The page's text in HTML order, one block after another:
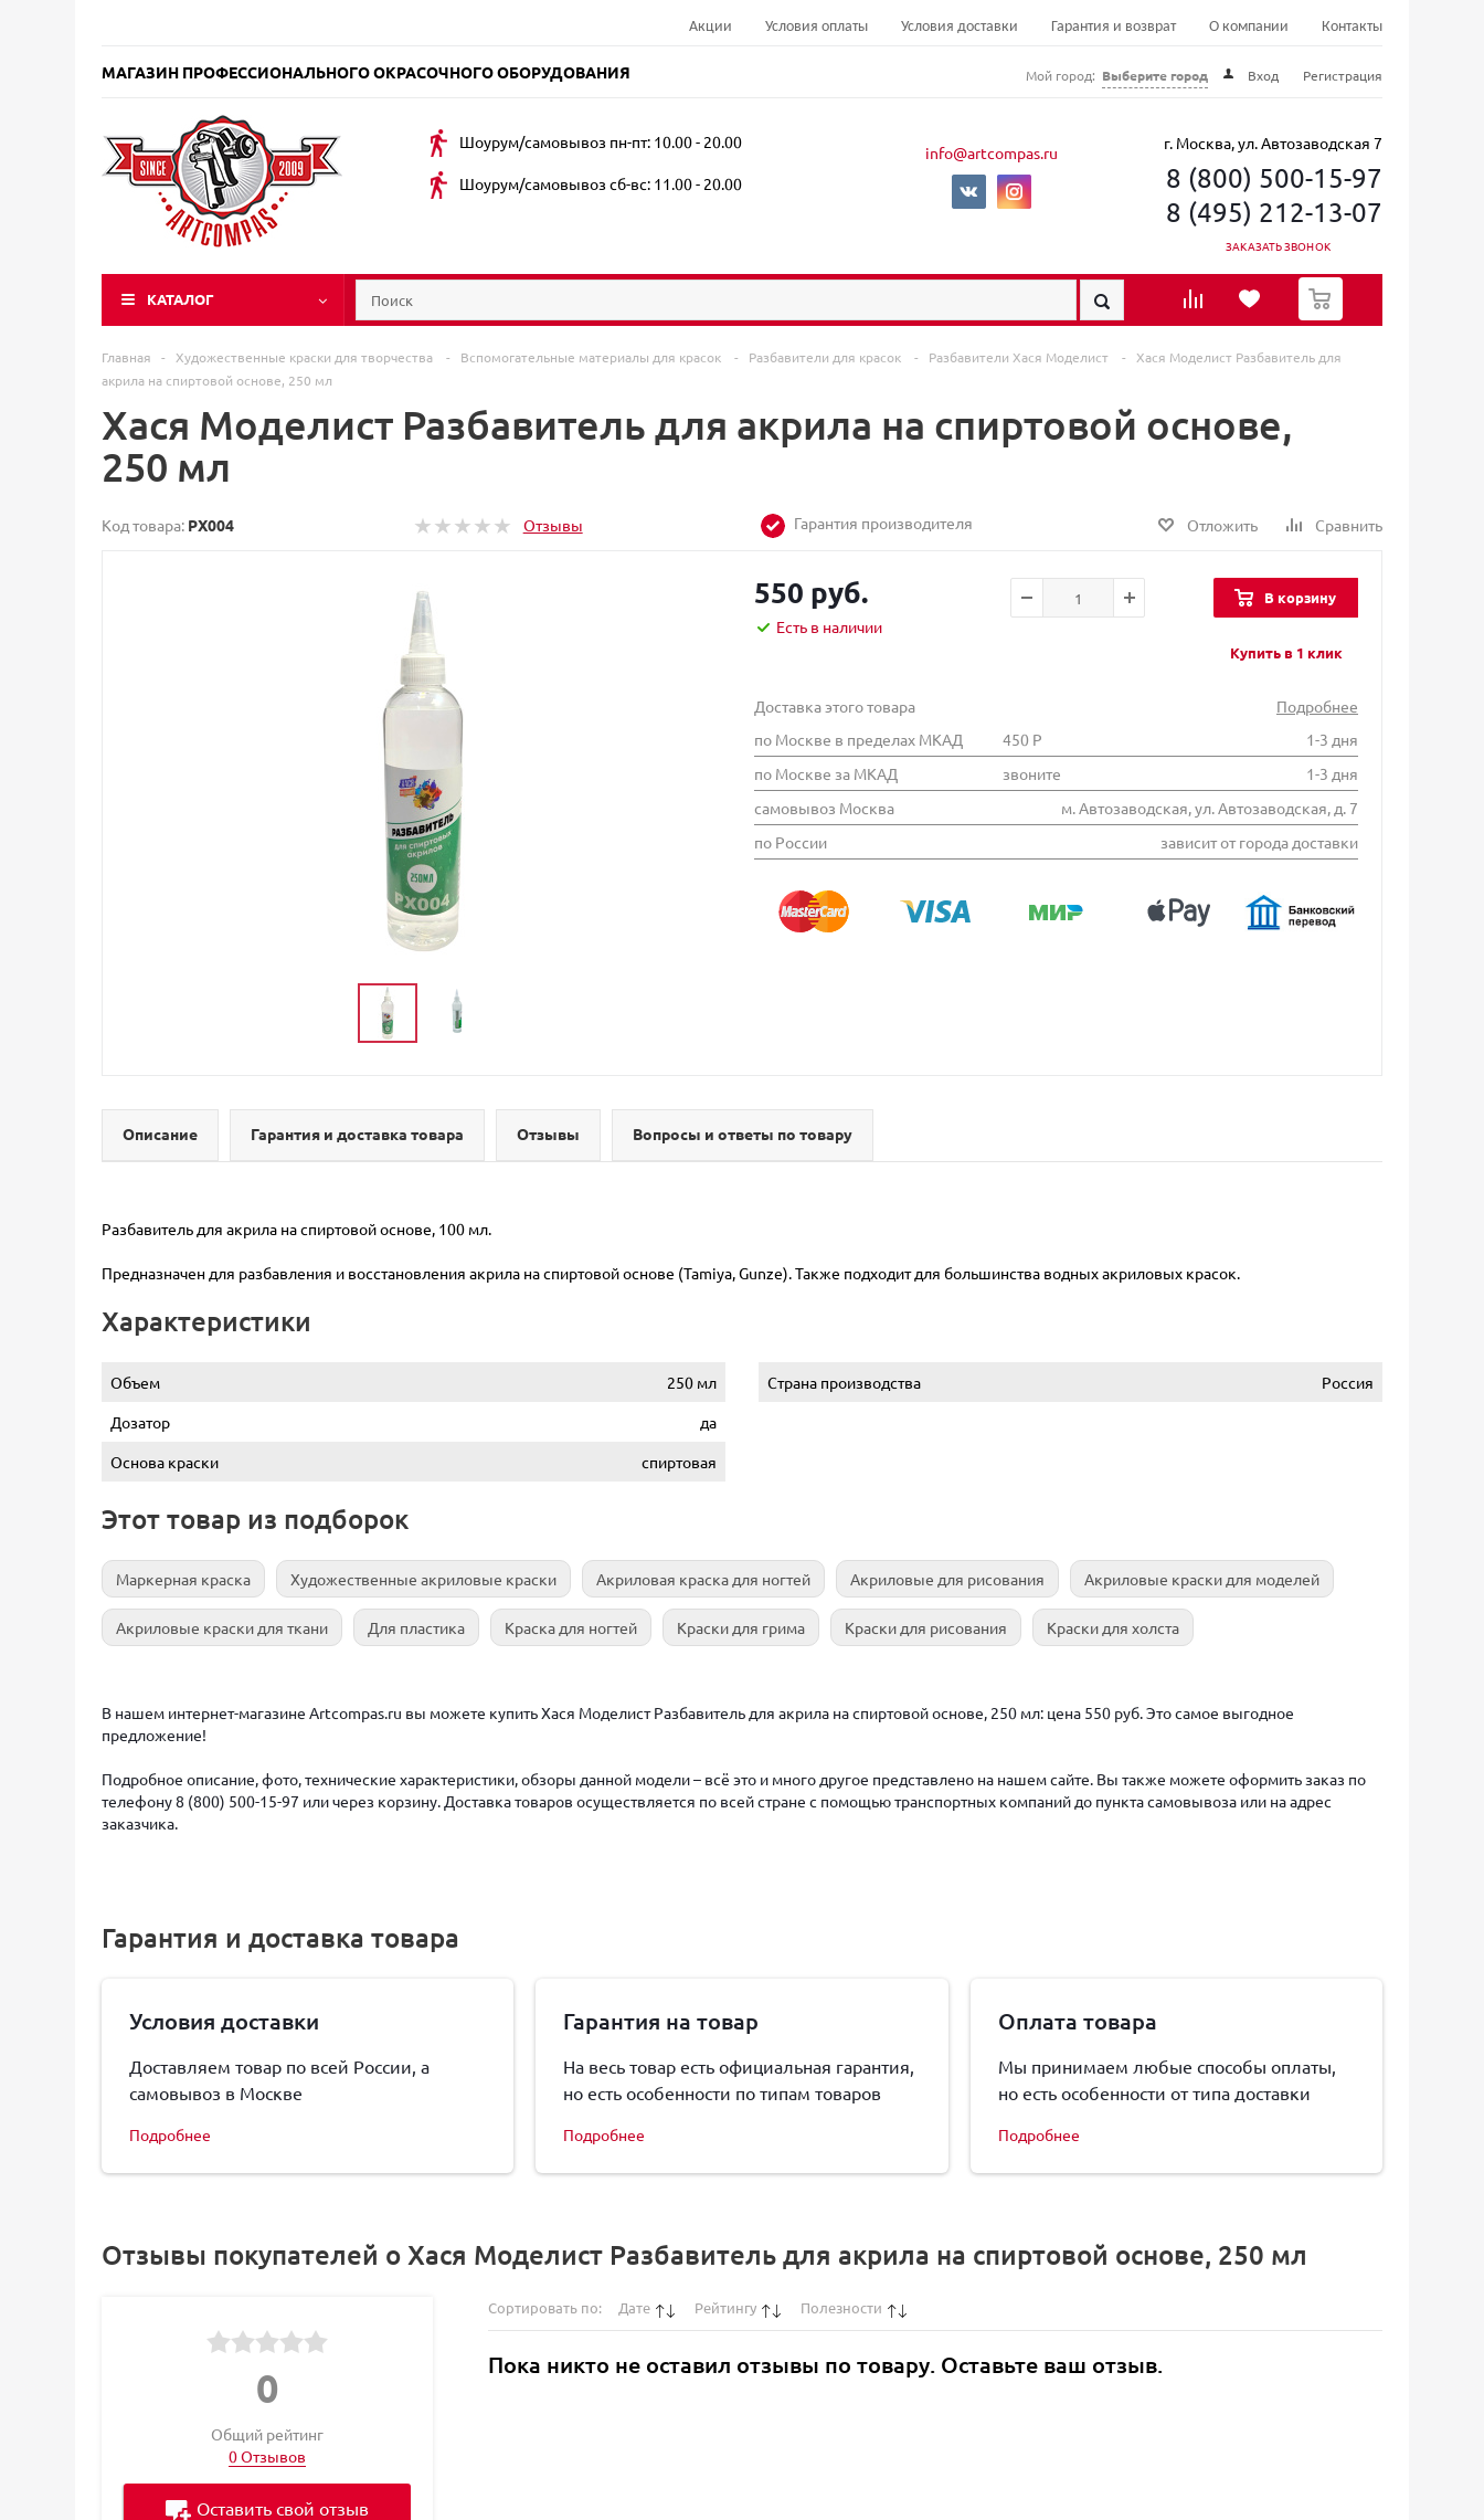
Акции Условия оплаты Условия доставки Гарантия и возврат О компании Контакты
МАГАЗИН ПРОФЕССИОНАЛЬНОГО ОКРАСОЧНОГО ОБОРУДОВАНИЯ Мой город: Выберите город Вход Регистрация
Шоурум/самовывоз пн-пт: 10.00 - 20.00
Шоурум/самовывоз сб-вс: 11.00 - 20.00
info@artcompas.ru г. Москва, ул. Автозаводская 7
8 (800) 500-15-97
8 (495) 212-13-07
ЗАКАЗАТЬ ЗВОНОК
КАТАЛОГ
0
Главная - Художественные краски для творчества - Вспомогательные материалы для красок - Разбавители для красок - Разбавители Хася Моделист -
Хася Моделист Разбавитель для
акрила на спиртовой основе, 250 мл
Хася Моделист Разбавитель для акрила на спиртовой основе,
250 мл
Код товара: PX004 Отзывы Гарантия производителя Отложить Сравнить
550 руб.
Есть в наличии
В корзину
Купить в 1 клик
Доставка этого товара
Подробнее
по Москве в пределах МКАД
450 Р
1-3 дня
по Москве за МКАД
звоните
1-3 дня
самовывоз Москва
м. Автозаводская, ул. Автозаводская, д. 7
по России
зависит от города доставки
Описание Гарантия и доставка товара Отзывы Вопросы и ответы по товару
Разбавитель для акрила на спиртовой основе, 100 мл.
Предназначен для разбавления и восстановления акрила на спиртовой основе (Tamiya, Gunze). Также подходит для большинства водных акриловых красок.
Характеристики
Объем
250 мл
Дозатор
да
Основа краски
спиртовая
Страна производства Россия
Этот товар из подборок
Маркерная краска Художественные акриловые краски Акриловая краска для ногтей Акриловые для рисования Акриловые краски для моделей
Акриловые краски для ткани Для пластика Краска для ногтей Краски для грима Краски для рисования Краски для холста
В нашем интернет-магазине Artcompas.ru вы можете купить Хася Моделист Разбавитель для акрила на спиртовой основе, 250 мл: цена 550 руб. Это самое выгодное
предложение!
Подробное описание, фото, технические характеристики, обзоры данной модели – всё это и много другое представлено на нашем сайте. Вы также можете оформить заказ по
телефону 8 (800) 500-15-97 или через корзину. Доставка товаров осуществляется по всей стране с помощью транспортных компаний до пункта самовывоза или на адрес
заказчика.
Гарантия и доставка товара
Условия доставки
Доставляем товар по всей России, а
самовывоз в Москве
Подробнее
Гарантия на товар
На весь товар есть официальная гарантия,
но есть особенности по типам товаров
Подробнее
Оплата товара
Мы принимаем любые способы оплаты,
но есть особенности от типа доставки
Подробнее
Отзывы покупателей о Хася Моделист Разбавитель для акрила на спиртовой основе, 250 мл
0
Общий рейтинг
0 Отзывов
Оставить свой отзыв
Сортировать по: Дате Рейтингу Полезности
Пока никто не оставил отзывы по товару. Оставьте ваш отзыв.